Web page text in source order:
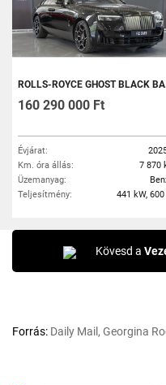
ROLLS-ROYCE GHOST BLACK BADGE
160 290 000 Ft
Évjárat:
Km. óra állás:
7 870
Üzemanyag:
Teljesítmény:
441 kW, 600
Kövesd a
Forrás: Daily Mail, Georgina